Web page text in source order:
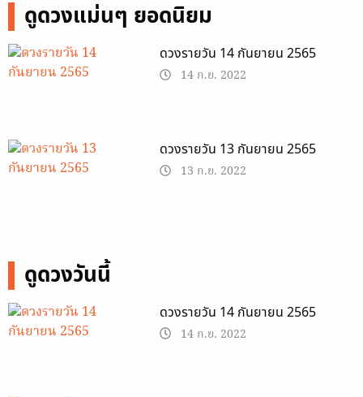
ดูดวงแม่นๆ ยอดนิยม
ดวงรายวัน 14 กันยายน 2565
14 ก.ย. 2022
ดวงรายวัน 13 กันยายน 2565
13 ก.ย. 2022
ดูดวงวันนี้
ดวงรายวัน 14 กันยายน 2565
14 ก.ย. 2022